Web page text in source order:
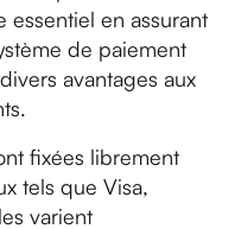
essentiel en assurant
de paiement
avantages aux
fixées librement
tels que Visa,
varient